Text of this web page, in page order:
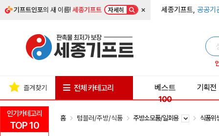
기프트인포의 새 이름!세종기프트 자세히 × 세종기프트, 공공기
인기카테고리
TOP 10
즐겨찾기 전체 카테고리
베스트
100
기획전
홈 텀블러/주방/식품 주방소모품/일회용 식품